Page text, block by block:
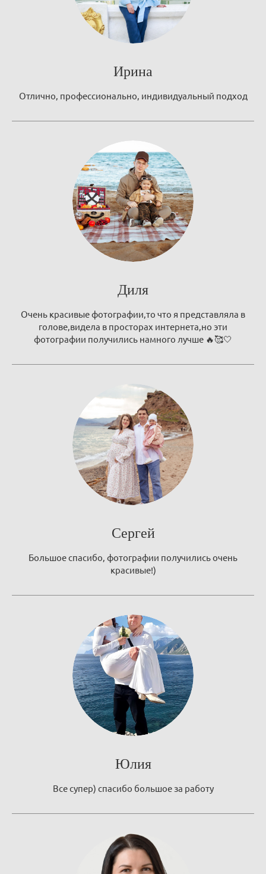
Ирина
Отлично, профессионально, индивидуальный подход
Диля
Очень красивые фотографии,то что я представляла в
голове,видела в просторах интернета,но эти
фотографии получились намного лучше 🔥🥰🤍
Сергей
Большое спасибо, фотографии получились очень
красивые!)
Юлия
Все супер) спасибо большое за работу